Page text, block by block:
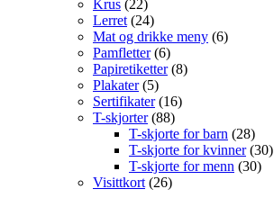
Krus (22)
Lerret (24)
Mat og drikke meny (6)
Pamfletter (6)
Papiretiketter (8)
Plakater (5)
Sertifikater (16)
T-skjorter (88)
T-skjorte for barn (28)
T-skjorte for kvinner (30)
T-skjorte for menn (30)
Visittkort (26)